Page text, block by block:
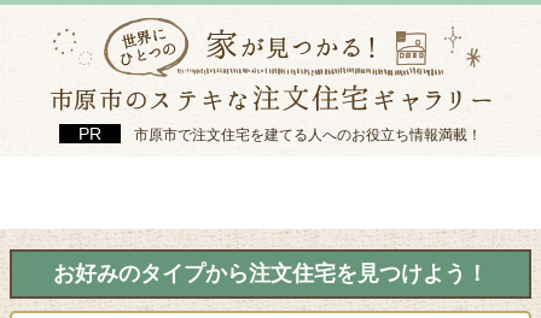
市原市で注文住宅を建てる人へのお役立ち情報満載！
お好みのタイプから注文住宅を見つけよう！